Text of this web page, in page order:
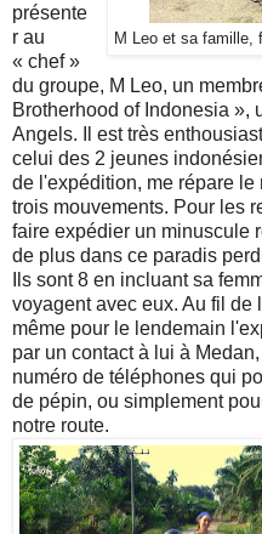
M Leo et sa famille,
présente
r au
« chef »
du groupe, M Leo, un
Brotherhood of Indonesia »,
Angels. Il est très
celui des 2 jeunes
de l'expédition, me répare
trois mouvements. Pour les
faire expédier un minuscule
de plus dans ce paradis
Ils sont 8 en incluant sa
voyagent avec eux. Au fil de
même pour le lendemain
par un contact à lui à
numéro de téléphones qui
de pépin, ou simplement
notre route.